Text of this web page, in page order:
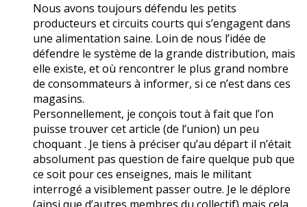
Nous avons toujours défendu les petits
producteurs et circuits courts qui s’engagent dans
une alimentation saine. Loin de nous l’idée de
défendre le système de la grande distribution, mais
elle existe, et où rencontrer le plus grand nombre
de consommateurs à informer, si ce n’est dans ces
magasins.
Personnellement, je conçois tout à fait que l’on
puisse trouver cet article (de l’union) un peu
choquant . Je tiens à préciser qu’au départ il n’était
absolument pas question de faire quelque pub que
ce soit pour ces enseignes, mais le militant
interrogé a visiblement passer outre. Je le déplore